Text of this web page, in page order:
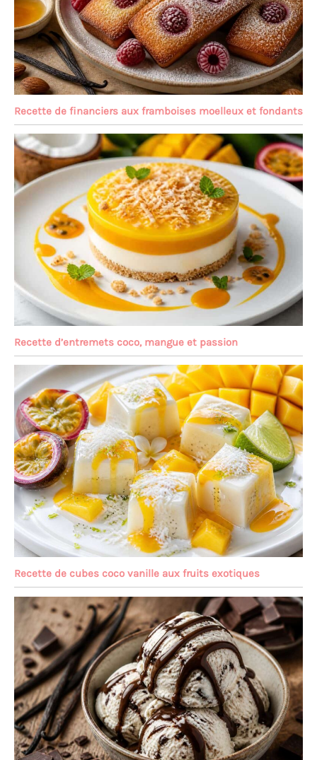
Recette de financiers aux framboises moelleux et fondants
Recette d’entremets coco, mangue et passion
Recette de cubes coco vanille aux fruits exotiques